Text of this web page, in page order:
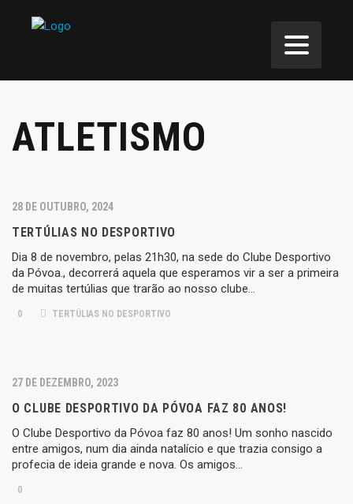
ATLETISMO
28 DE OUTUBRO, 2024
TERTÚLIAS NO DESPORTIVO
Dia 8 de novembro, pelas 21h30, na sede do Clube Desportivo
da Póvoa., decorrerá aquela que esperamos vir a ser a primeira
de muitas tertúlias que trarão ao nosso clube…
0 TERTÚLIAS NO DESPORTIVO
27 DE DEZEMBRO, 2023
O CLUBE DESPORTIVO DA PÓVOA FAZ 80 ANOS!
O Clube Desportivo da Póvoa faz 80 anos! Um sonho nascido
entre amigos, num dia ainda natalício e que trazia consigo a
profecia de ideia grande e nova. Os amigos…
0